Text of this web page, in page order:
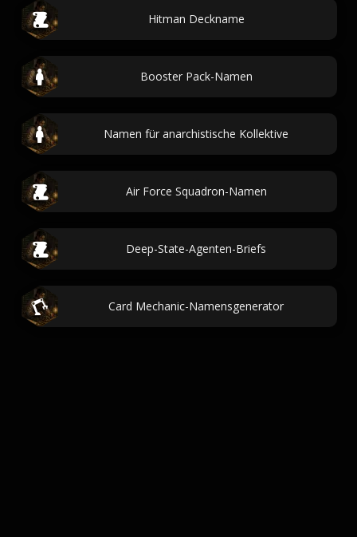
Hitman Deckname
Booster Pack-Namen
Namen für anarchistische Kollektive
Air Force Squadron-Namen
Deep-State-Agenten-Briefs
Card Mechanic-Namensgenerator